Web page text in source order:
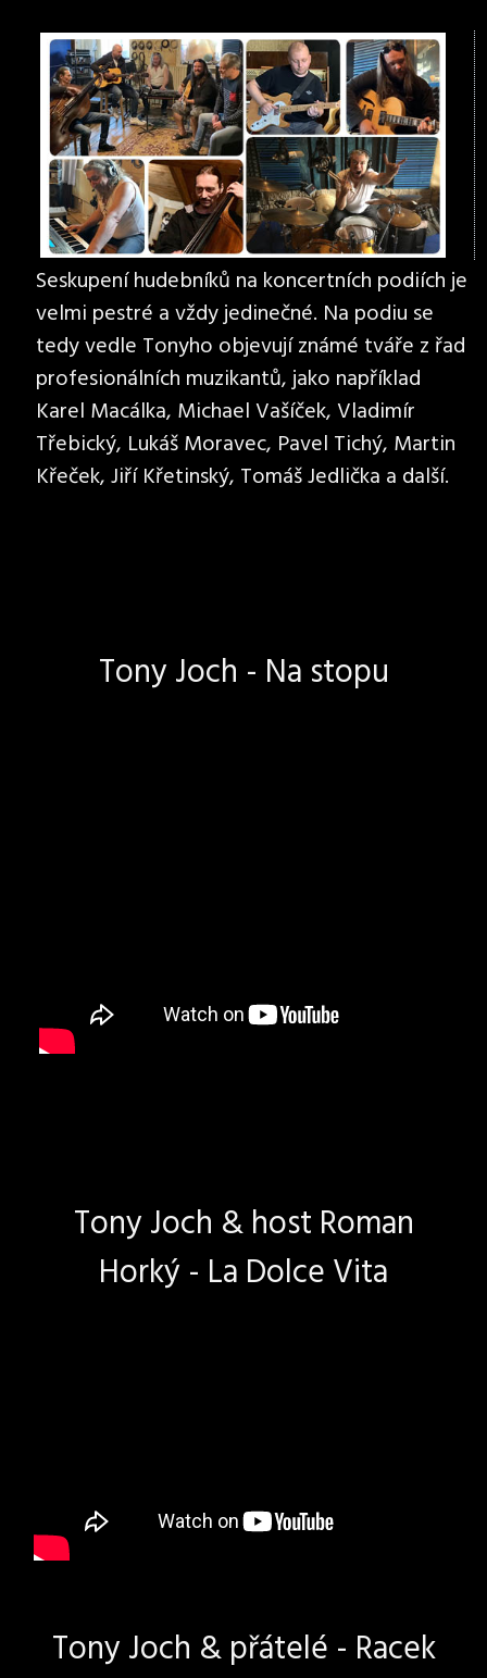
Seskupení hudebníků na koncertních podiích je
velmi pestré a vždy jedinečné. Na podiu se
tedy vedle Tonyho objevují známé tváře z řad
profesionálních muzikantů, jako například
Karel Macálka, Michael Vašíček, Vladimír
Třebický, Lukáš Moravec, Pavel Tichý, Martin
Křeček, Jiří Křetinský, Tomáš Jedlička a další.
Tony Joch - Na stopu
Tony Joch & host Roman
Horký - La Dolce Vita
Tony Joch & přátelé - Racek